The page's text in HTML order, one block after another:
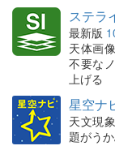
ステラ
最新版
天体画
不要な
上げる
星空ナ
天文現
題がう